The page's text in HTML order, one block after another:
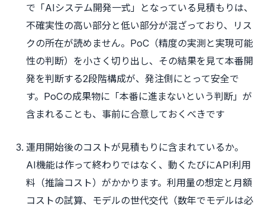
で「AIシステム開発一式」となっている見積もりは、
不確実性の高い部分と低い部分が混ざっており、リス
クの所在が読めません。PoC（精度の実測と実現可能
性の判断）を小さく切り出し、その結果を見て本番開
発を判断する2段階構成が、発注側にとって安全で
す。PoCの成果物に「本番に進まないという判断」が
含まれることも、事前に合意しておくべきです
運用開始後のコストが見積もりに含まれているか。
AI機能は作って終わりではなく、動くたびにAPI利用
料（推論コスト）がかかります。利用量の想定と月額
コストの試算、モデルの世代交代（数年でモデルは必